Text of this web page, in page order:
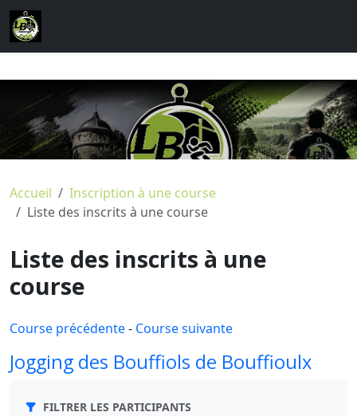
Accueil
Inscription à une course
Liste des inscrits à une course
Liste des inscrits à une
course
Course précédente- Course suivante
Jogging des Bouffiols de Bouffioulx
FILTRER LES PARTICIPANTS